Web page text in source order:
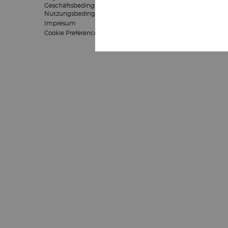
Geschäftsbedingungen
Nutzungsbedingungen
Impresum
Cookie Preferences